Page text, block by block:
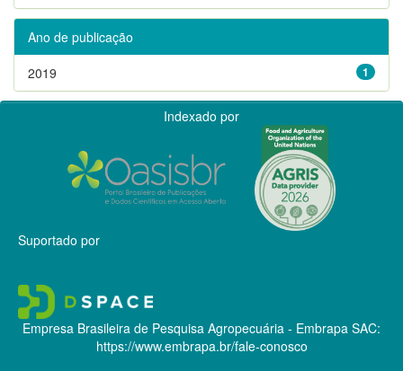
Ano de publicação
1
2019
Indexado por
Suportado por
Empresa Brasileira de Pesquisa Agropecuária - Embrapa SAC:
https://www.embrapa.br/fale-conosco